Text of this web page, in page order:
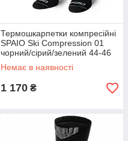
Термошкарпетки компресійні
SPAIO Ski Compression 01
чорний/сірий/зелений 44-46
(5901282514672)
Немає в наявності
1 170 ₴